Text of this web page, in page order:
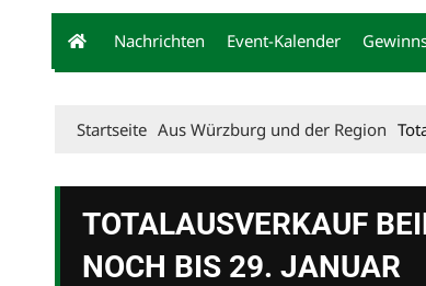
Nachrichten Event-Kalender
Startseite Aus Würzburg und der Region
TOTALAUSVERKAUF
NOCH BIS 29. JANUAR